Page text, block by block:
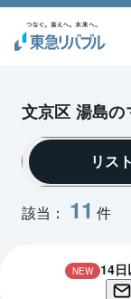
文京区 湯島の
該当： 11 件
リスト
NEW 14